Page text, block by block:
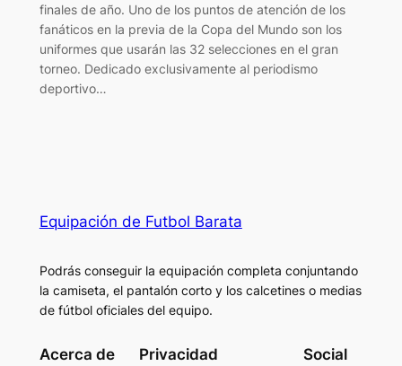
finales de año. Uno de los puntos de atención de los
fanáticos en la previa de la Copa del Mundo son los
uniformes que usarán las 32 selecciones en el gran
torneo. Dedicado exclusivamente al periodismo
deportivo…
Equipación de Futbol Barata
Podrás conseguir la equipación completa conjuntando
la camiseta, el pantalón corto y los calcetines o medias
de fútbol oficiales del equipo.
Acerca de Privacidad Social